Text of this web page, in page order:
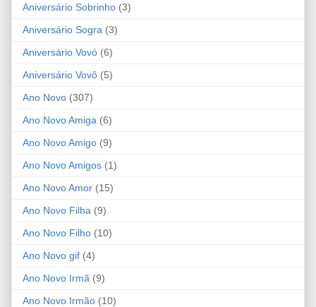
Aniversário Sobrinho (3)
Aniversário Sogra (3)
Aniversário Vovó (6)
Aniversário Vovô (5)
Ano Novo (307)
Ano Novo Amiga (6)
Ano Novo Amigo (9)
Ano Novo Amigos (1)
Ano Novo Amor (15)
Ano Novo Filha (9)
Ano Novo Filho (10)
Ano Novo gif (4)
Ano Novo Irmã (9)
Ano Novo Irmão (10)